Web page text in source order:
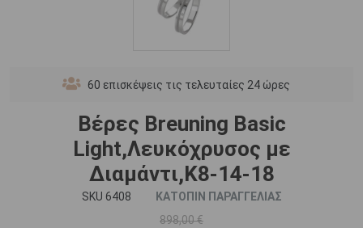
60 επισκέψεις τις τελευταίες 24 ώρες
Βέρες Breuning Basic
Light,Λευκόχρυσος με
Διαμάντι,Κ8-14-18
SKU 6408
ΚΑΤΟΠΙΝ ΠΑΡΑΓΓΕΛΙΑΣ
898,00 €